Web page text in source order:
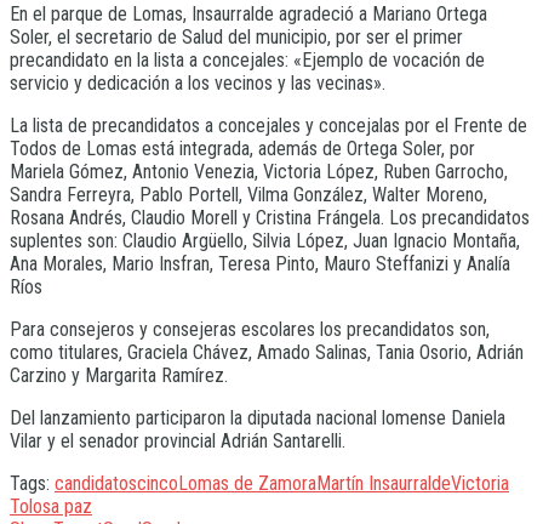
En el parque de Lomas, Insaurralde agradeció a Mariano Ortega
Soler, el secretario de Salud del municipio, por ser el primer
precandidato en la lista a concejales: «Ejemplo de vocación de
servicio y dedicación a los vecinos y las vecinas».
La lista de precandidatos a concejales y concejalas por el Frente de
Todos de Lomas está integrada, además de Ortega Soler, por
Mariela Gómez, Antonio Venezia, Victoria López, Ruben Garrocho,
Sandra Ferreyra, Pablo Portell, Vilma González, Walter Moreno,
Rosana Andrés, Claudio Morell y Cristina Frángela. Los precandidatos
suplentes son: Claudio Argüello, Silvia López, Juan Ignacio Montaña,
Ana Morales, Mario Insfran, Teresa Pinto, Mauro Steffanizi y Analía
Ríos
Para consejeros y consejeras escolares los precandidatos son,
como titulares, Graciela Chávez, Amado Salinas, Tania Osorio, Adrián
Carzino y Margarita Ramírez.
Del lanzamiento participaron la diputada nacional lomense Daniela
Vilar y el senador provincial Adrián Santarelli.
Tags: candidatoscincoLomas de ZamoraMartín InsaurraldeVictoria
Tolosa paz